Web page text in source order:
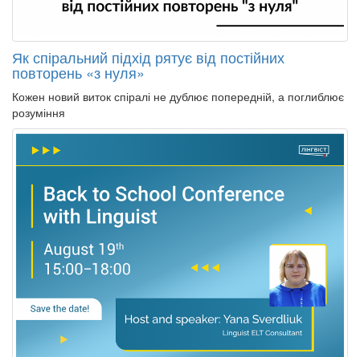
Як спіральний підхід рятує від постійних
повторень «з нуля»
Кожен новий виток спіралі не дублює попередній, а поглиблює
розуміння